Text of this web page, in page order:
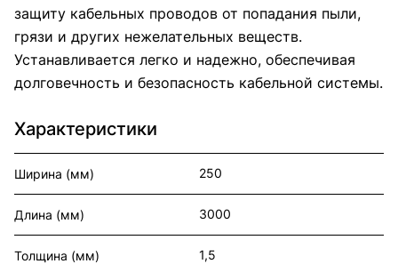
защиту кабельных проводов от попадания пыли,
грязи и других нежелательных веществ.
Устанавливается легко и надежно, обеспечивая
долговечность и безопасность кабельной системы.
Характеристики
Ширина (мм) 250
Длина (мм) 3000
Толщина (мм) 1,5